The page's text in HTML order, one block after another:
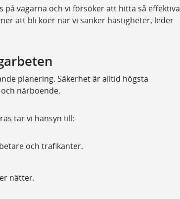
på vägarna och vi försöker att hitta så effektiva
att bli köer när vi sänker hastigheter, leder
planering. Säkerhet är alltid högsta
närboende.
tar vi hänsyn till:
och trafikanter.
nätter.